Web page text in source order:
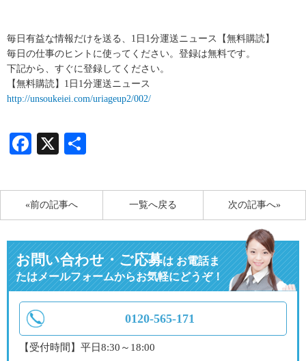
毎日有益な情報だけを送る、1日1分運送ニュース【無料購読】
毎日の仕事のヒントに使ってください。登録は無料です。
下記から、すぐに登録してください。
【無料購読】1日1分運送ニュース
http://unsoukeiei.com/uriageup2/002/
Facebook
X
«前の記事へ 次の記事へ»
一覧へ戻る
お問い合わせ・ご応募はお電話ま
たはメールフォームからお気軽にどうぞ！
0120-565-171
【受付時間】平日8:30～18:00